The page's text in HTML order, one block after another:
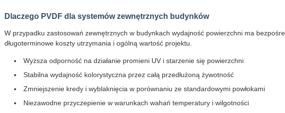
Dlaczego PVDF dla systemów zewnętrznych budynków
W przypadku zastosowań zewnętrznych w budynkach wydajność powierzchni ma
długoterminowe koszty utrzymania i ogólną wartość projektu.
Wyższa odporność na działanie promieni UV i starzenie się powierzchni
Stabilna wydajność kolorystyczna przez całą przedłużoną żywotność
Zmniejszenie kredy i wyblaknięcia w porównaniu ze standardowymi powłokami
Niezawodne przyczepienie w warunkach wahań temperatury i wilgotności